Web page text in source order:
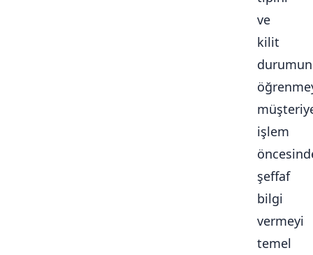
ve
kilit
işlem
şeffaf
bilgi
vermeyi
temel